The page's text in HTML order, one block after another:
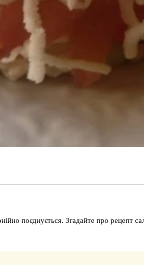
поєднується. Згадайте про рецепт